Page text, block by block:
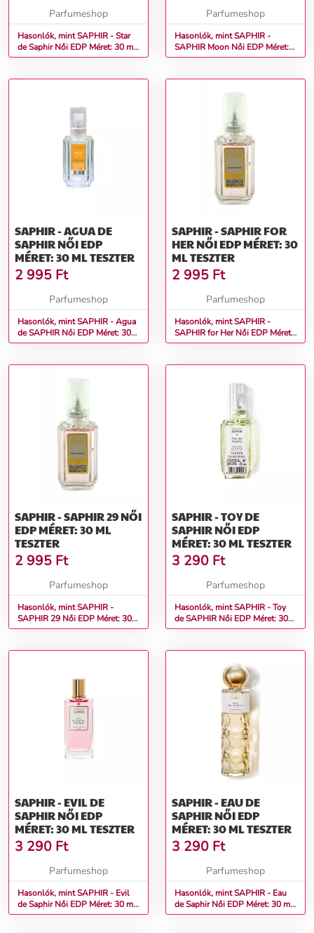
Parfumeshop
Hasonlók, mint SAPHIR - Star
de Saphir Női EDP Méret: 30 ml
teszter
Parfumeshop
Hasonlók, mint SAPHIR -
SAPHIR Moon Női EDP Méret:
30 ml teszter
SAPHIR - AGUA DE
SAPHIR NŐI EDP
MÉRET: 30 ML TESZTER
2 995 Ft
Parfumeshop
Hasonlók, mint SAPHIR - Agua
de SAPHIR Női EDP Méret: 30
ml teszter
SAPHIR - SAPHIR FOR
HER NŐI EDP MÉRET: 30
ML TESZTER
2 995 Ft
Parfumeshop
Hasonlók, mint SAPHIR -
SAPHIR for Her Női EDP Méret:
30 ml teszter
SAPHIR - SAPHIR 29 NŐI
EDP MÉRET: 30 ML
TESZTER
2 995 Ft
Parfumeshop
Hasonlók, mint SAPHIR -
SAPHIR 29 Női EDP Méret: 30
ml teszter
SAPHIR - TOY DE
SAPHIR NŐI EDP
MÉRET: 30 ML TESZTER
3 290 Ft
Parfumeshop
Hasonlók, mint SAPHIR - Toy
de SAPHIR Női EDP Méret: 30
ml teszter
SAPHIR - EVIL DE
SAPHIR NŐI EDP
MÉRET: 30 ML TESZTER
3 290 Ft
Parfumeshop
Hasonlók, mint SAPHIR - Evil
de Saphir Női EDP Méret: 30 ml
teszter
SAPHIR - EAU DE
SAPHIR NŐI EDP
MÉRET: 30 ML TESZTER
3 290 Ft
Parfumeshop
Hasonlók, mint SAPHIR - Eau
de Saphir Női EDP Méret: 30 ml
teszter